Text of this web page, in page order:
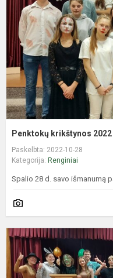
Penktokų krikštynos 2022
Paskelbta: 2022-10-28
Kategorija: Renginiai
Spalio 28 d. savo išmanumą